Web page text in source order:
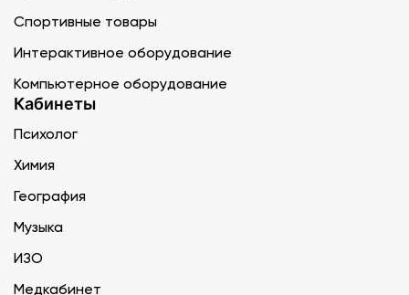
Спортивные товары
Интерактивное оборудование
Компьютерное оборудование
Кабинеты
Психолог
Химия
География
Музыка
ИЗО
Медкабинет